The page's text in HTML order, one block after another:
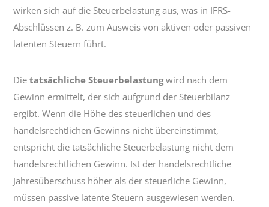
wirken sich auf die Steuerbelastung aus, was in IFRS-
Abschlüssen z. B. zum Ausweis von aktiven oder passiven
latenten Steuern führt.
Dietatsächliche Steuerbelastungwird nach dem
Gewinn ermittelt, der sich aufgrund der Steuerbilanz
ergibt. Wenn die Höhe des steuerlichen und des
handelsrechtlichen Gewinns nicht übereinstimmt,
entspricht die tatsächliche Steuerbelastung nicht dem
handelsrechtlichen Gewinn. Ist der handelsrechtliche
Jahresüberschuss höher als der steuerliche Gewinn,
müssen passive latente Steuern ausgewiesen werden.